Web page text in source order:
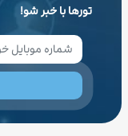
تورها با خبر شو!